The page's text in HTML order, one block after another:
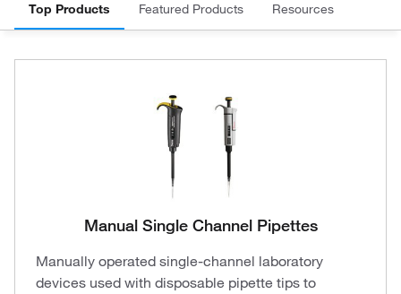
Top Products Featured Products Resources
Manual Single Channel Pipettes
Manually operated single-channel laboratory
devices used with disposable pipette tips to